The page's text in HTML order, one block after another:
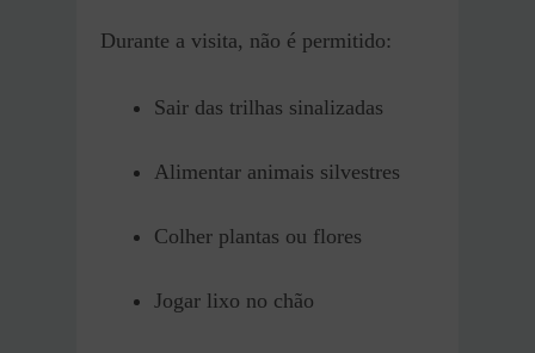
Durante a visita, não é permitido:
Sair das trilhas sinalizadas
Alimentar animais silvestres
Colher plantas ou flores
Jogar lixo no chão